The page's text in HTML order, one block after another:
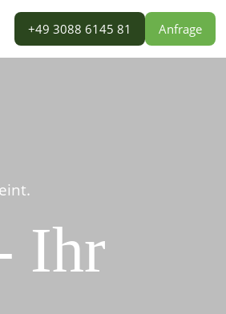
+49 3088 6145 81 Anfrage
Ihr